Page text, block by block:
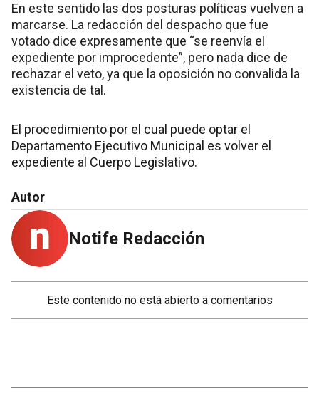
En este sentido las dos posturas políticas vuelven a
marcarse. La redacción del despacho que fue
votado dice expresamente que “se reenvía el
expediente por improcedente”, pero nada dice de
rechazar el veto, ya que la oposición no convalida la
existencia de tal.
El procedimiento por el cual puede optar el
Departamento Ejecutivo Municipal es volver el
expediente al Cuerpo Legislativo.
Autor
Notife Redacción
Este contenido no está abierto a comentarios